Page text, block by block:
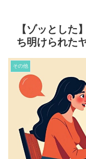
【ゾッとした
ち明けられた
その他